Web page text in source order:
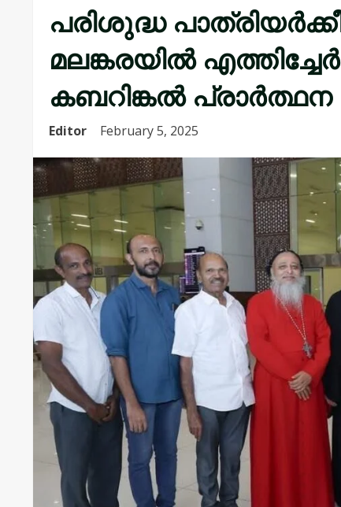
പരിശുദ്ധ
മലങ്കരയിൽ
കബറിങ്കൽ പ്രാർത്ഥന
Editor February 5, 2025